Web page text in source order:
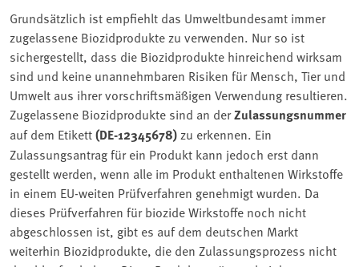
Grundsätzlich ist empfiehlt das Umweltbundesamt immer
zugelassene Biozidprodukte zu verwenden. Nur so ist
sichergestellt, dass die Biozidprodukte hinreichend wirksam
sind und keine unannehmbaren Risiken für Mensch, Tier und
Umwelt aus ihrer vorschriftsmäßigen Verwendung resultieren.
Zugelassene Biozidprodukte sind an derZulassungsnummer
auf dem Etikett(DE-12345678) zu erkennen. Ein
Zulassungsantrag für ein Produkt kann jedoch erst dann
gestellt werden, wenn alle im Produkt enthaltenen Wirkstoffe
in einem EU-weiten Prüfverfahren genehmigt wurden. Da
dieses Prüfverfahren für biozide Wirkstoffe noch nicht
abgeschlossen ist, gibt es auf dem deutschen Markt
weiterhin Biozidprodukte, die den Zulassungsprozess nicht